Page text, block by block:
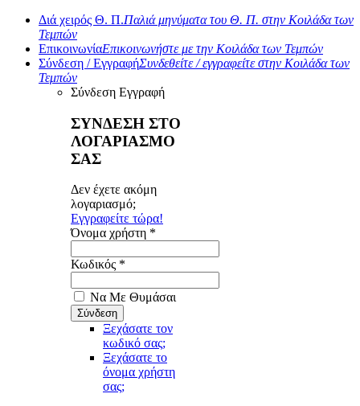
Διά χειρός Θ. Π.Παλιά μηνύματα του Θ. Π. στην Κοιλάδα των
Τεμπών
ΕπικοινωνίαΕπικοινωνήστε με την Κοιλάδα των Τεμπών
Σύνδεση / ΕγγραφήΣυνδεθείτε / εγγραφείτε στην Κοιλάδα των
Τεμπών
Σύνδεση Εγγραφή
ΣΥΝΔΕΣΗ ΣΤΟ
ΛΟΓΑΡΙΑΣΜΟ
ΣΑΣ
Δεν έχετε ακόμη
λογαριασμό;
Εγγραφείτε τώρα!
Όνομα χρήστη *
Κωδικός *
Να Με Θυμάσαι
Ξεχάσατε τον
κωδικό σας;
Ξεχάσατε το
όνομα χρήστη
σας;